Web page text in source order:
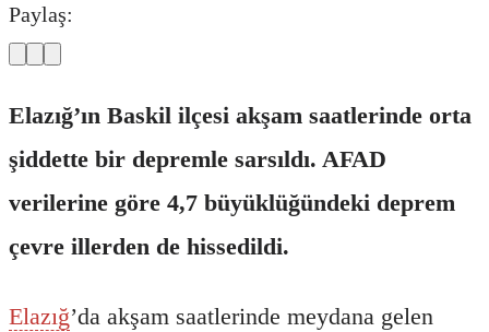
Paylaş:
Elazığ’ın Baskil ilçesi akşam saatlerinde orta
şiddette bir depremle sarsıldı. AFAD
verilerine göre 4,7 büyüklüğündeki deprem
çevre illerden de hissedildi.
Elazığ’da akşam saatlerinde meydana gelen